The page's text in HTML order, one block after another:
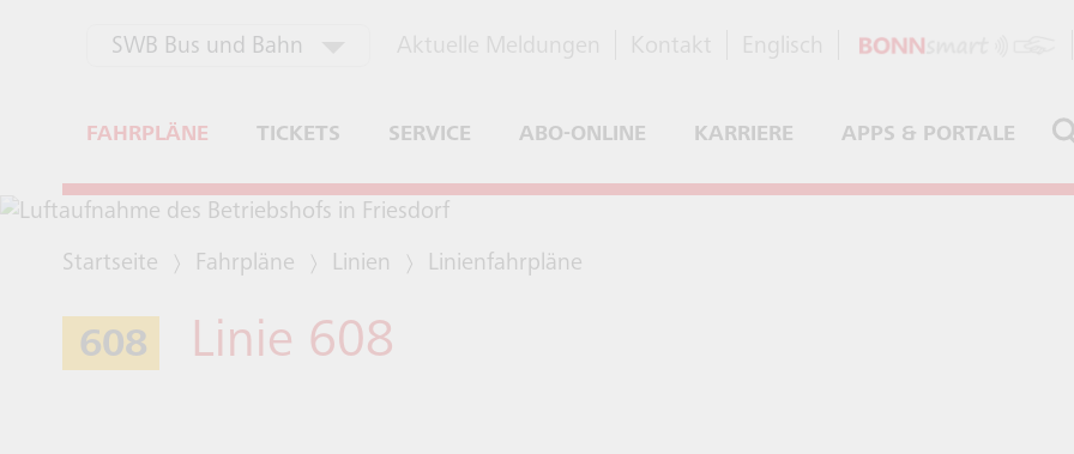
aktuell ausgewählt
SWB Bus und Bahn
SWB Energie und Wasser
SWB Stadtwerke Bonn
Bewerbung Fahrdienst
FAHRPLÄNE TICKETS SERVICE ABO-ONLINE KARRIERE APPS & PORTALE
Startseite Fahrpläne Linien Linienfahrpläne
608 Linie 608